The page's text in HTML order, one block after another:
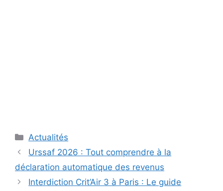
Catégories
Actualités
Urssaf 2026 : Tout comprendre à la
déclaration automatique des revenus
Interdiction Crit’Air 3 à Paris : Le guide